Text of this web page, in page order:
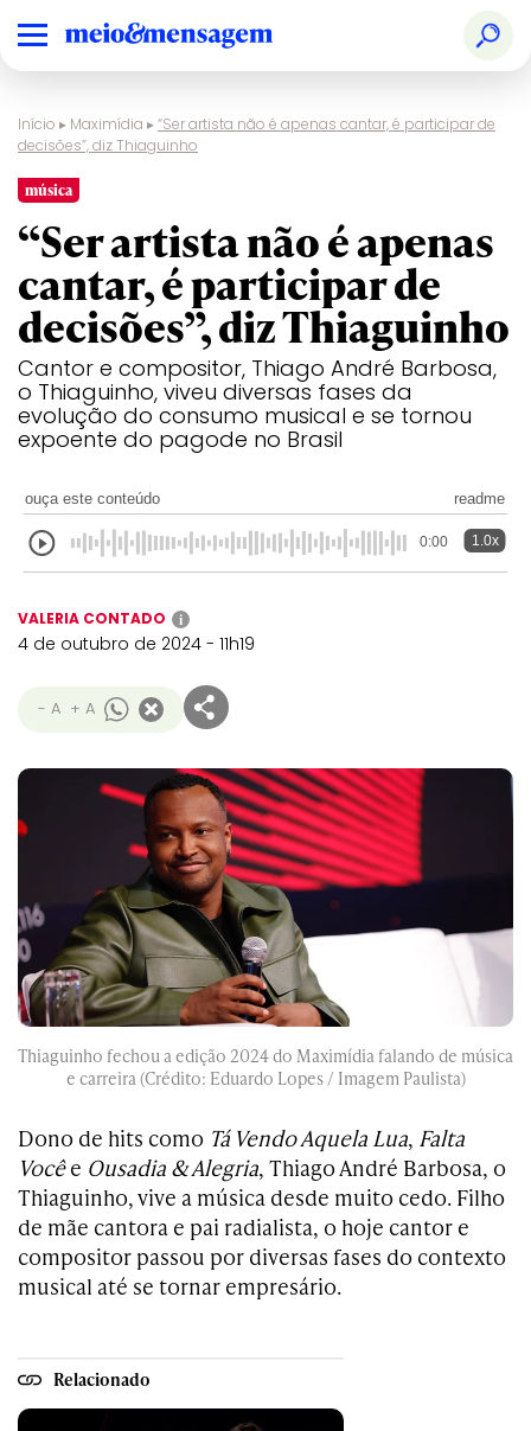
Início ▸ Maximídia ▸“Ser artista não é apenas cantar, é participar de
decisões”, diz Thiaguinho
música
“Ser artista não é apenas
cantar, é participar de
decisões”, diz Thiaguinho
Cantor e compositor, Thiago André Barbosa,
o Thiaguinho, viveu diversas fases da
evolução do consumo musical e se tornou
expoente do pagode no Brasil
ouça este conteúdo readme
0:00 1.0x
VALERIA CONTADO i
4 de outubro de 2024 - 11h19
- A + A
Thiaguinho fechou a edição 2024 do Maximídia falando de música
e carreira (Crédito: Eduardo Lopes / Imagem Paulista)
Dono de hits como Tá Vendo Aquela Lua, Falta
Vocêe Ousadia & Alegria, Thiago André Barbosa, o
Thiaguinho, vive a música desde muito cedo. Filho
de mãe cantora e pai radialista, o hoje cantor e
compositor passou por diversas fases do contexto
musical até se tornar empresário.
Relacionado